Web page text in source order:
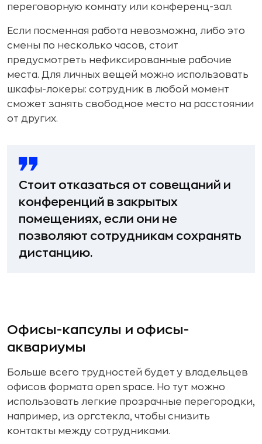
переговорную комнату или конференц-зал.
Если посменная работа невозможна, либо это
смены по несколько часов, стоит
предусмотреть нефиксированные рабочие
места. Для личных вещей можно использовать
шкафы-локеры: сотрудник в любой момент
сможет занять свободное место на расстоянии
от других.
Стоит отказаться от совещаний и
конференций в закрытых
помещениях, если они не
позволяют сотрудникам сохранять
дистанцию.
Офисы-капсулы и офисы-
аквариумы
Больше всего трудностей будет у владельцев
офисов формата open space. Но тут можно
использовать легкие прозрачные перегородки,
например, из оргстекла, чтобы снизить
контакты между сотрудниками.